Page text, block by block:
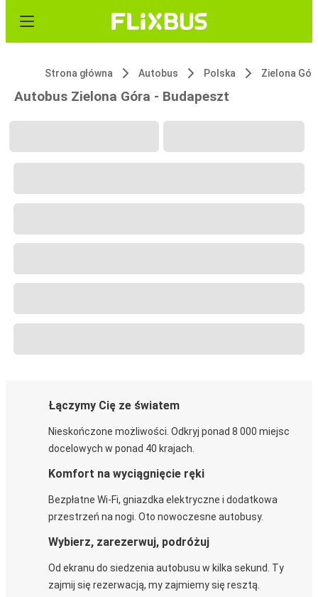
Strona główna Autobus Polska Zielona
Autobus Zielona Góra - Budapeszt
Łączymy Cię ze światem
Nieskończone możliwości. Odkryj ponad 8 000 miejsc
docelowych w ponad 40 krajach.
Komfort na wyciągnięcie ręki
Bezpłatne Wi-Fi, gniazdka elektryczne i dodatkowa
przestrzeń na nogi. Oto nowoczesne autobusy.
Wybierz, zarezerwuj, podróżuj
Od ekranu do siedzenia autobusu w kilka sekund. Ty
zajmij się rezerwacją, my zajmiemy się resztą.